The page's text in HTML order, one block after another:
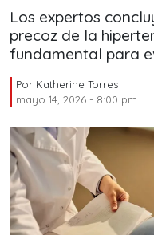
Los expertos
precoz de la
fundamental para
Por Katherine Torres
mayo 14, 2026 - 8:00 pm